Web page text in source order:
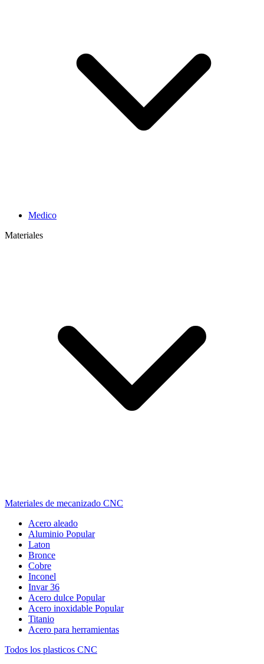
Medico
Materiales
Materiales de mecanizado CNC
Acero aleado
Aluminio Popular
Laton
Bronce
Cobre
Inconel
Invar 36
Acero dulce Popular
Acero inoxidable Popular
Titanio
Acero para herramientas
Todos los plasticos CNC